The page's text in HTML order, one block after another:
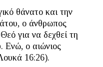
θάνατο και την
ο άνθρωπος
για να δεχθεί τη
Ενώ, ο αιώνιος
16:26).